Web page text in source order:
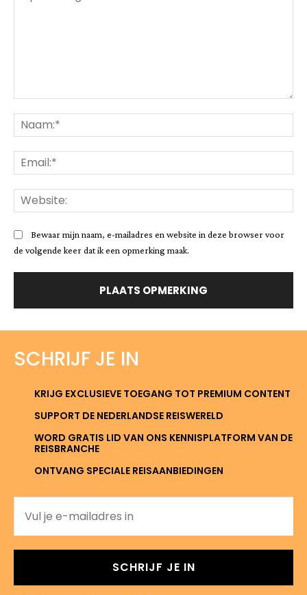
Bewaar mijn naam, e-mailadres en website in deze browser voor
de volgende keer dat ik een opmerking maak.
SCHRIJF JE IN
KRIJG EXCLUSIEVE TOEGANG TOT PREMIUM CONTENT
SUPPORT DE NEDERLANDSE REISWERELD
WORD GRATIS LID VAN ONS KENNISPLATFORM VAN DE
REISBRANCHE
ONTVANG SPECIALE REISAANBIEDINGEN
SCHRIJF JE IN